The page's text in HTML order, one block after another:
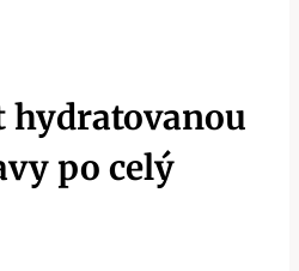
hydratovanou
po celý